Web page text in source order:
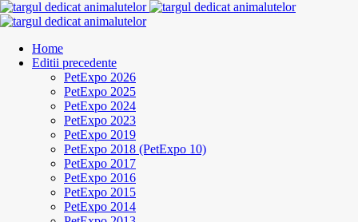
Home
Editii precedente
PetExpo 2026
PetExpo 2025
PetExpo 2024
PetExpo 2023
PetExpo 2019
PetExpo 2018 (PetExpo 10)
PetExpo 2017
PetExpo 2016
PetExpo 2015
PetExpo 2014